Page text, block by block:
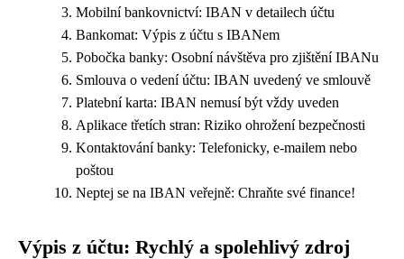
Mobilní bankovnictví: IBAN v detailech účtu
Bankomat: Výpis z účtu s IBANem
Pobočka banky: Osobní návštěva pro zjištění IBANu
Smlouva o vedení účtu: IBAN uvedený ve smlouvě
Platební karta: IBAN nemusí být vždy uveden
Aplikace třetích stran: Riziko ohrožení bezpečnosti
Kontaktování banky: Telefonicky, e-mailem nebo
poštou
Neptej se na IBAN veřejně: Chraňte své finance!
Výpis z účtu: Rychlý a spolehlivý zdroj